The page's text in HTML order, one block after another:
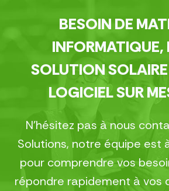
BESOIN DE
INFORMATIQUE,
SOLUTION
LOGICIEL SUR
N’hésitez pas à nous
Solutions, notre équipe est
pour comprendre vos
répondre rapidement à vos